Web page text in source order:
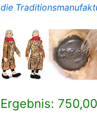
die
Ergebnis: